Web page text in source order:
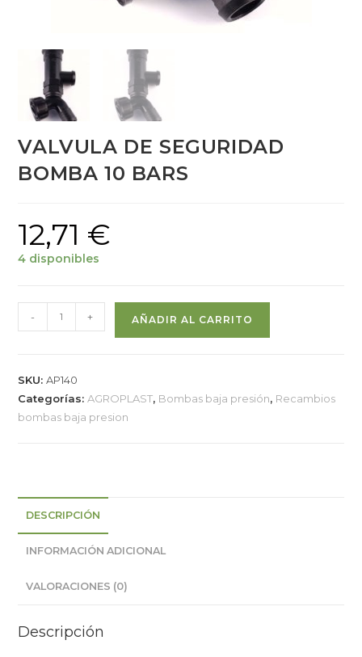
VALVULA DE SEGURIDAD
BOMBA 10 BARS
12,71 €
4 disponibles
- + AÑADIR AL CARRITO
SKU:AP140
Categorías: AGROPLAST, Bombas baja presión, Recambios
bombas baja presion
DESCRIPCIÓN
INFORMACIÓN ADICIONAL
VALORACIONES (0)
Descripción